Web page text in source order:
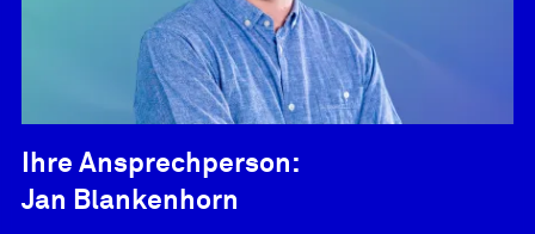
Ihre Ansprechperson:
Jan Blankenhorn